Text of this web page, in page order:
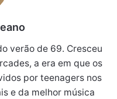
verão de 69. Cresceu
a era em que os
por teenagers nos
e da melhor música